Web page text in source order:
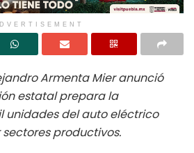
Armenta Mier anunció
estatal prepara la
unidades del auto eléctrico
productivos.